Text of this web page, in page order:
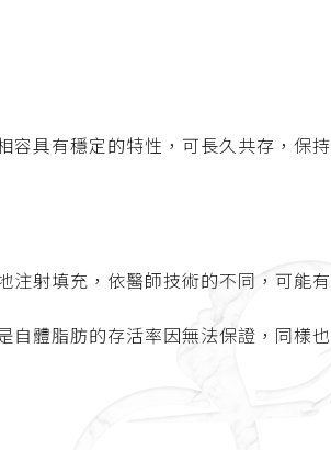
容具有穩定的特性，可長久共存，保持
注射填充，依醫師技術的不同，可能有
自體脂肪的存活率因無法保證，同樣也